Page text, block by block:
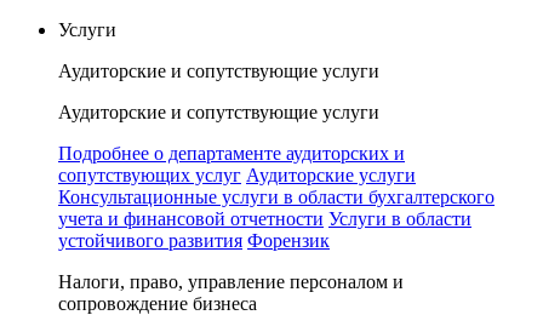
Услуги
Аудиторские и сопутствующие услуги
Аудиторские и сопутствующие услуги
Подробнее о департаменте аудиторских и
сопутствующих услуг Аудиторские услуги
Консультационные услуги в области бухгалтерского
учета и финансовой отчетности Услуги в области
устойчивого развития Форензик
Налоги, право, управление персоналом и
сопровождение бизнеса